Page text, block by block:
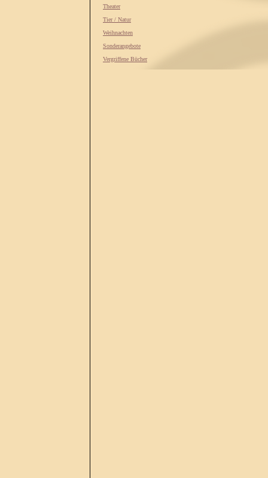
Theater
Tier / Natur
Weihnachten
Sonderangebote
Vergriffene Bücher